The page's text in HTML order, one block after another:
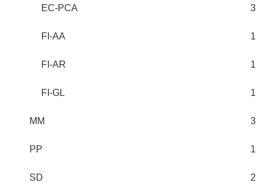
EC-PCA 3
FI-AA 1
FI-AR 1
FI-GL 1
MM 3
PP 1
SD 2